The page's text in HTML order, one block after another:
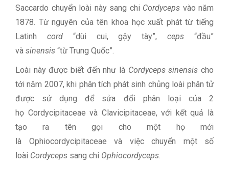
Saccardo chuyển loài này sang chi Cordyceps vào năm
1878. Từ nguyên của tên khoa học xuất phát từ tiếng
Latinh cord“dùi cui, gậy tày”,ceps “đầu”
và sinensis “từ Trung Quốc”.
Loài này được biết đến như là Cordyceps sinensis cho
tới năm 2007, khi phân tích phát sinh chủng loài phân tử
được sử dụng để sửa đổi phân loại của 2
họ Cordycipitaceae và Clavicipitaceae, với kết quả là
tạo ra tên gọi cho một họ mới
là Ophiocordycipitaceae và việc chuyển một số
loài Cordyceps sang chi Ophiocordyceps